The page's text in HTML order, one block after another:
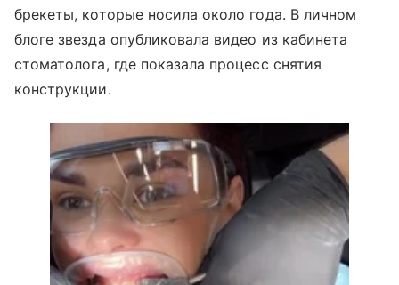
брекеты, которые носила около года. В личном
блоге звезда опубликовала видео из кабинета
стоматолога, где показала процесс снятия
конструкции.